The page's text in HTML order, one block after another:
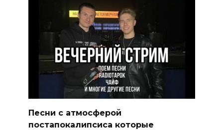
Песни с атмосферой
постапокалипсиса которые